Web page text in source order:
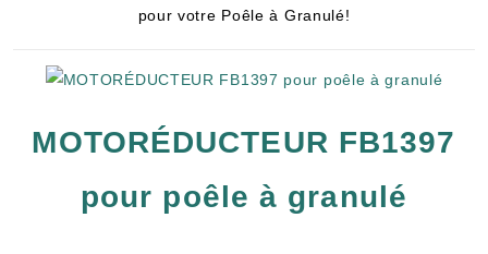
pour votre Poêle à Granulé!
MOTORÉDUCTEUR FB1397
pour poêle à granulé